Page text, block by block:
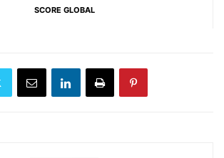
SCORE GLOBAL